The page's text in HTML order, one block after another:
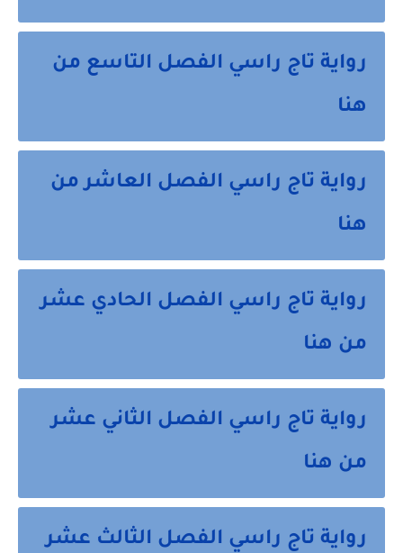
رواية تاج راسي الفصل التاسع من
هنا
رواية تاج راسي الفصل العاشر من
هنا
رواية تاج راسي الفصل الحادي عشر
من هنا
رواية تاج راسي الفصل الثاني عشر
من هنا
رواية تاج راسي الفصل الثالث عشر